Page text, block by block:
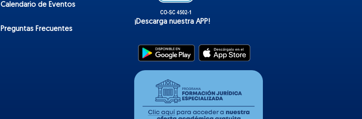
Calendario de Eventos
Preguntas Frecuentes
¡Descarga nuestra APP!